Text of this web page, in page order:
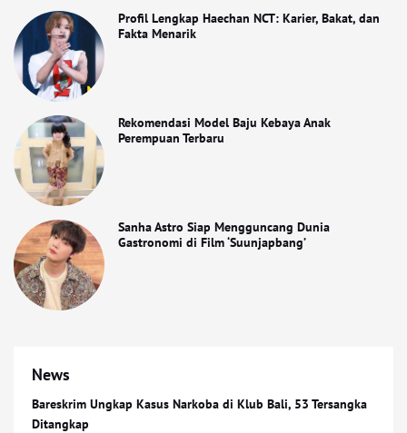
Profil Lengkap Haechan NCT: Karier, Bakat, dan
Fakta Menarik
Rekomendasi Model Baju Kebaya Anak
Perempuan Terbaru
Sanha Astro Siap Mengguncang Dunia
Gastronomi di Film ‘Suunjapbang’
News
Bareskrim Ungkap Kasus Narkoba di Klub Bali, 53 Tersangka
Ditangkap